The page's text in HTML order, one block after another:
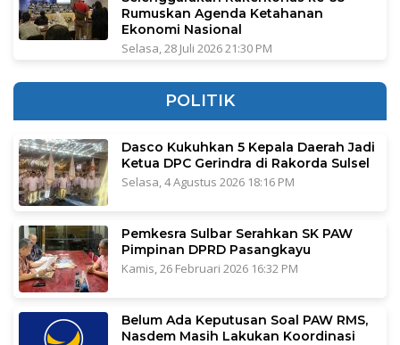
Rumuskan Agenda Ketahanan
Ekonomi Nasional
Selasa, 28 Juli 2026 21:30 PM
POLITIK
Dasco Kukuhkan 5 Kepala Daerah Jadi
Ketua DPC Gerindra di Rakorda Sulsel
Selasa, 4 Agustus 2026 18:16 PM
Pemkesra Sulbar Serahkan SK PAW
Pimpinan DPRD Pasangkayu
Kamis, 26 Februari 2026 16:32 PM
Belum Ada Keputusan Soal PAW RMS,
Nasdem Masih Lakukan Koordinasi